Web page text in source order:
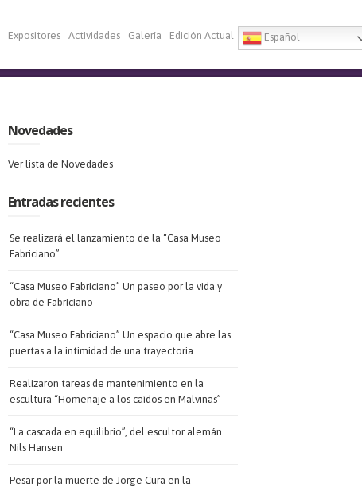
Expositores Actividades Galería Edición Actual Español
Novedades
Ver lista de Novedades
Entradas recientes
Se realizará el lanzamiento de la “Casa Museo
Fabriciano”
“Casa Museo Fabriciano” Un paseo por la vida y
obra de Fabriciano
“Casa Museo Fabriciano” Un espacio que abre las
puertas a la intimidad de una trayectoria
Realizaron tareas de mantenimiento en la
escultura “Homenaje a los caídos en Malvinas”
“La cascada en equilibrio”, del escultor alemán
Nils Hansen
Pesar por la muerte de Jorge Cura en la